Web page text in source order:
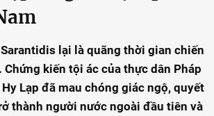
lại là quãng thời gian chiến
kiến tội ác của thực dân Pháp
Lạp đã mau chóng giác ngộ, quyết
thành người nước ngoài đầu tiên và